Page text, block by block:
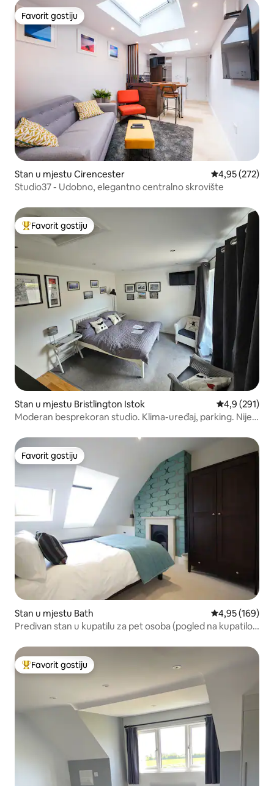
Favorit gostiju
Favorit gostiju
Stan u mjestu Cirencester prosječna
4,95 (272)
Studio37 - Udobno, elegantno centralno skrovište
Glavni favorit gostiju
Favorit gostiju
Stan u mjestu Bristlington Istok prosječna
4,9 (291)
Moderan besprekoran studio. Klima-uređaj, parking. Nije u
Favorit gostiju
Favorit gostiju
Stan u mjestu Bath prosječna
4,95 (169)
Predivan stan u kupatilu za pet osoba (pogled na kupatilo
Glavni favorit gostiju
Favorit gostiju